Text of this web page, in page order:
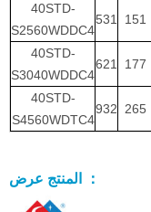
40STD-
S2560WDDC4
531 151
40STD-
S3040WDDC4
621 177
40STD-
S4560WDTC4
932 265
المنتج عرض ：